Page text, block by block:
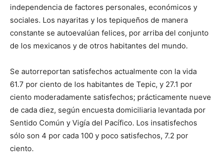
independencia de factores personales, económicos y
sociales. Los nayaritas y los tepiqueños de manera
constante se autoevalúan felices, por arriba del conjunto
de los mexicanos y de otros habitantes del mundo.
Se autorreportan satisfechos actualmente con la vida
61.7 por ciento de los habitantes de Tepic, y 27.1 por
ciento moderadamente satisfechos; prácticamente nueve
de cada diez, según encuesta domiciliaria levantada por
Sentido Común y Vigía del Pacífico. Los insatisfechos
sólo son 4 por cada 100 y poco satisfechos, 7.2 por
ciento.